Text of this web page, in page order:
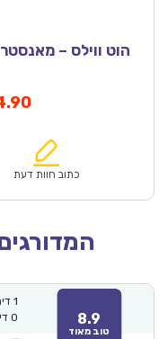
הוט ווילס –
₪250.00.
המחיר
הוא:
כתוב חוות דעת
8.9
טוב מאוד
1
0